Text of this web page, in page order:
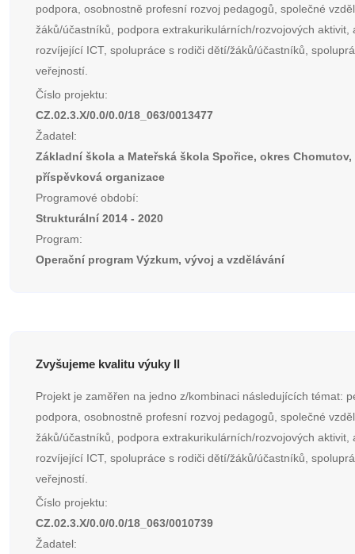
podpora, osobnostně profesní rozvoj pedagogů, společné
žáků/účastníků, podpora extrakurikulárních/rozvojových aktivit,
rozvíjející ICT, spolupráce s rodiči dětí/žáků/účastníků,
veřejností.
Číslo projektu:
CZ.02.3.X/0.0/0.0/18_063/0013477
Žadatel:
Základní škola a Mateřská škola Spořice, okres Chomutov,
příspěvková organizace
Programové období:
Strukturální 2014 - 2020
Program:
Operační program Výzkum, vývoj a vzdělávání
Zvyšujeme kvalitu výuky II
Projekt je zaměřen na jedno z/kombinaci následujících témat:
podpora, osobnostně profesní rozvoj pedagogů, společné
žáků/účastníků, podpora extrakurikulárních/rozvojových aktivit,
rozvíjející ICT, spolupráce s rodiči dětí/žáků/účastníků,
veřejností.
Číslo projektu:
CZ.02.3.X/0.0/0.0/18_063/0010739
Žadatel: